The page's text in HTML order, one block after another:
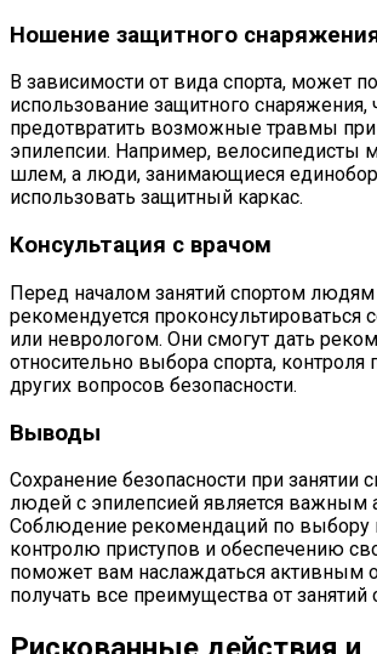
Ношение защитного
В зависимости от вида спорта, может
использование защитного снаряжения,
предотвратить возможные травмы при
эпилепсии. Например, велосипедисты
шлем, а люди, занимающиеся
использовать защитный каркас.
Консультация с врачом
Перед началом занятий спортом
рекомендуется проконсультироваться
или неврологом. Они смогут дать
относительно выбора спорта, контроля
других вопросов безопасности.
Выводы
Сохранение безопасности при занятии
людей с эпилепсией является важным
Соблюдение рекомендаций по выбору
контролю приступов и обеспечению
поможет вам наслаждаться активным
получать все преимущества от занятий